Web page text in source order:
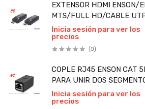
EXTENSOR HDMI
MTS/FULL HD/CABLE
CAT6/CAT6A/CAT7 PIEZA
Inicia sesión para ver los
precios
(0)
COPLE RJ45 ENSON CAT
PARA UNIR DOS
PIEZA
Inicia sesión para ver los
precios